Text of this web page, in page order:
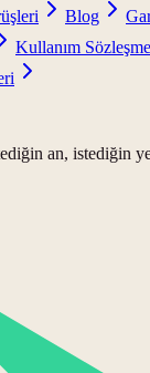
Blog
Kullanım
an, istediğin